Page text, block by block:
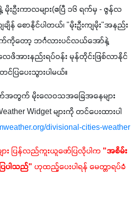
းဦးကာလများ(ဧပြီ ၁၆ ရက်မှ - ဇွန်လ
ျိန် စောနိုင်ပါတယ်၊ "မိုးဦးကျမိုး"အနည်း
က်ကိုတော့ ဘင်္ဂလားပင်လယ်အော်နဲ့
အားနည်းရပ်ဝန်း မုန်တိုင်းဖြစ်လာနိုင်
င်ပြပေးသွားပါမယ်။
တွက် မိုးလေဝသအခြေအနေများ
Widget များကို တင်ပေးထားပါ
divisional-cities-weather
ျား ပြန်လည်ကူးယူဖော်ပြလိုပါက "အစိမ်း
ြပါသည်" ဟုထည့်ပေးပါရန် မေတ္တာရပ်ခံ